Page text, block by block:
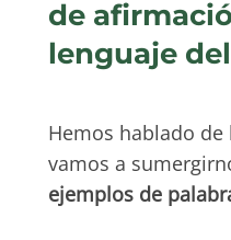
de
lenguaje
Hemos hablado
vamos a
ejemplos de